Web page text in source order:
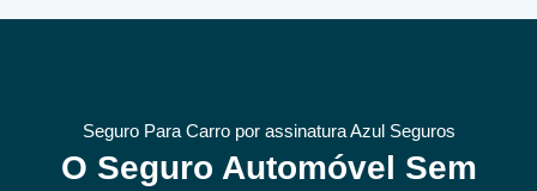
Seguro Para Carro por assinatura Azul Seguros
O Seguro Automóvel Sem